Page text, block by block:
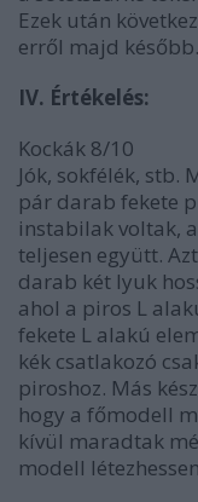
Ezek után
erről majd később.
IV. Értékelés:
Kockák 8/10
Jók, sokfélék, stb.
pár darab fekete
instabilak voltak,
teljesen együtt.
darab két lyuk
ahol a piros L
fekete L alakú
kék csatlakozó
piroshoz. Más
hogy a főmodell
kívül maradtak
modell